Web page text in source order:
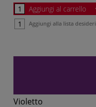
Aggiungi al carrello
Aggiungi alla lista desideri
Violetto